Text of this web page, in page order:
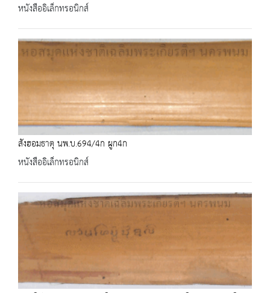
หนังสืออิเล็กทรอนิกส์
สังฮอมธาตุ นพ.บ.694/4ก ผูก4ก
หนังสืออิเล็กทรอนิกส์